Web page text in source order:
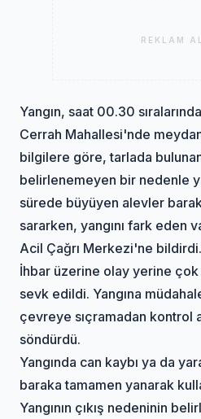
REKLAM
Yangın, saat 00.30 sıralarında
Cerrah Mahallesi'nde
bilgilere göre, tarlada
belirlenemeyen bir nedenle
sürede büyüyen alevler
sararken, yangını fark eden
Acil Çağrı Merkezi'ne bildirdi.
İhbar üzerine olay yerine
sevk edildi. Yangına
çevreye sıçramadan kontrol
söndürdü.
Yangında can kaybı ya da
baraka tamamen yanarak
Yangının çıkış nedeninin